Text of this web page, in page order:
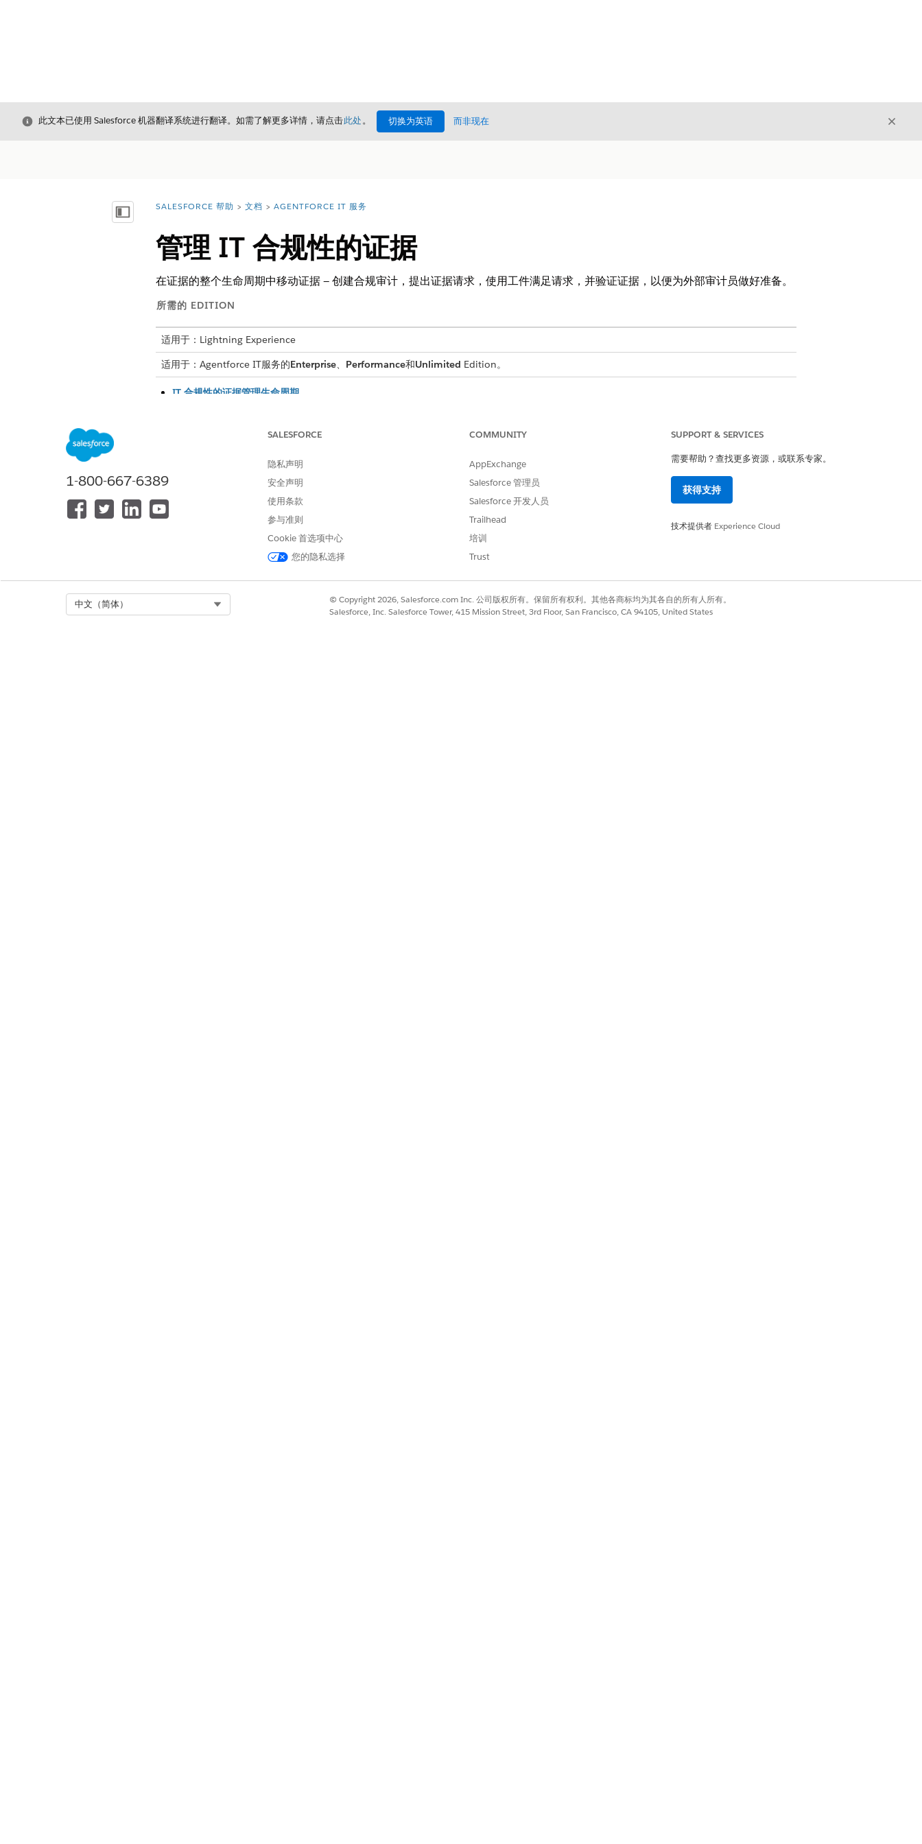
关闭
此文本已使用 Salesforce 机器翻译系统进行翻译。如需了解更多详情，请点击此处。 切换为英语 而非现在 关闭
显示目录 您在此处：
SALESFORCE 帮助 文档 AGENTFORCE IT 服务
管理 IT 合规性的证据
在证据的整个生命周期中移动证据 — 创建合规审计，提出证据请求，使用工件满足请求，并验证证据，以便为外部审计员做好准备。
所需的 EDITION
适用于：Lightning Experience
适用于：Agentforce IT服务的Enterprise、 Performance和Unlimited Edition。
IT 合规性的证据管理生命周期
为 IT 合规性创建合规性审计
以及观察和执行窗口。它充当所有证据请求的父级，并跟踪整个审计生命周期。
为 IT 合规性创建证据请求
创建合规证据请求，从主题专家那里收集工件进行审计。每个请求都指定了需要什么证据、谁应该满足它以及何时到期。请求可以手动创建，也可以
为 IT 合规性创建并链接证据工件
通过创建新工件并上传文件，或通过链接已满足请求的现有工件来响应证据请求。如果相同证据工件适用于多个请求，请链接现有文件，而不是创建
从 IT 服务员工入口网站满足证据请求
员工可以直接从 IT 服务员工入口网站满足证据请求，而无需访问证据中心应用程序。请求显示为分配的任务，员工使用简化的指导界面上传证据工
件。
1-800-667-6389
SALESFORCE
隐私声明
安全声明
使用条款
参与准则
Cookie 首选项中心
您的隐私选择
COMMUNITY
AppExchange
Salesforce 管理员
Salesforce 开发人员
Trailhead
培训
Trust
SUPPORT & SERVICES
需要帮助？查找更多资源，或联系专家。
获得支持
技术提供者 Experience Cloud
中文（简体）
© Copyright 2026, Salesforce.com Inc. 公司版权所有。保留所有权利。其他各商标均为其各自的所有人所有。
Salesforce, Inc. Salesforce Tower, 415 Mission Street, 3rd Floor, San Francisco, CA 94105, United States